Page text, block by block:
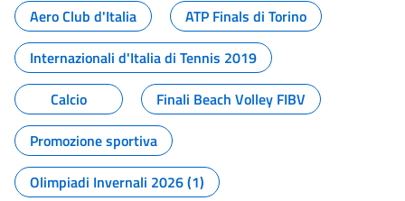
Aero Club d'Italia
ATP Finals di Torino
Internazionali d'Italia di Tennis 2019
Calcio
Finali Beach Volley FIBV
Promozione sportiva
Olimpiadi Invernali 2026 (1)